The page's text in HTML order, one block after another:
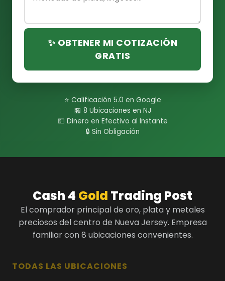
✨ OBTENER MI COTIZACIÓN
GRATIS
⭐ Calificación 5.0 en Google
🏪 8 Ubicaciones en NJ
💵 Dinero en Efectivo al Instante
🔒 Sin Obligación
Cash 4 Gold Trading Post
El comprador principal de oro, plata y metales
preciosos del centro de Nueva Jersey. Empresa
familiar con 8 ubicaciones convenientes.
TODAS LAS UBICACIONES